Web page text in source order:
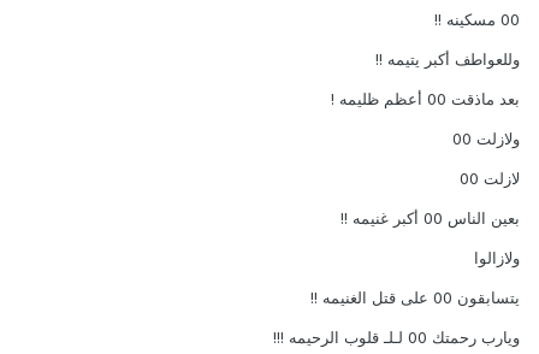
00 مسكينه !!
وللعواطف أكبر يتيمه !!
بعد ماذقت 00 أعظم ظليمه !
ولازلت 00
لازلت 00
بعين الناس 00 أكبر غنيمه !!
ولازالوا
يتسابقون 00 على قتل الغنيمه !!
ويارب رحمتك 00 لـلـ قلوب الرحيمه !!!